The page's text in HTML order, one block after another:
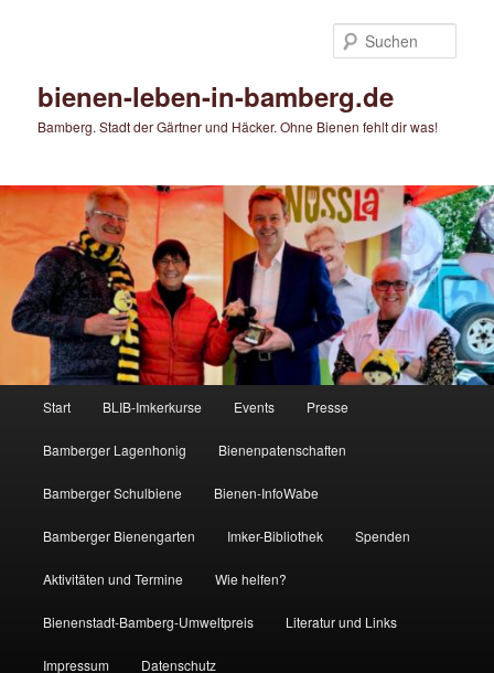
bienen-leben-in-bamberg.de
Bamberg. Stadt der Gärtner und Häcker. Ohne Bienen fehlt dir was!
Start BLIB-Imkerkurse Events Presse
Bamberger Lagenhonig Bienenpatenschaften
Bamberger Schulbiene Bienen-InfoWabe
Bamberger Bienengarten Imker-Bibliothek Spenden
Aktivitäten und Termine Wie helfen?
Bienenstadt-Bamberg-Umweltpreis Literatur und Links
Impressum Datenschutz